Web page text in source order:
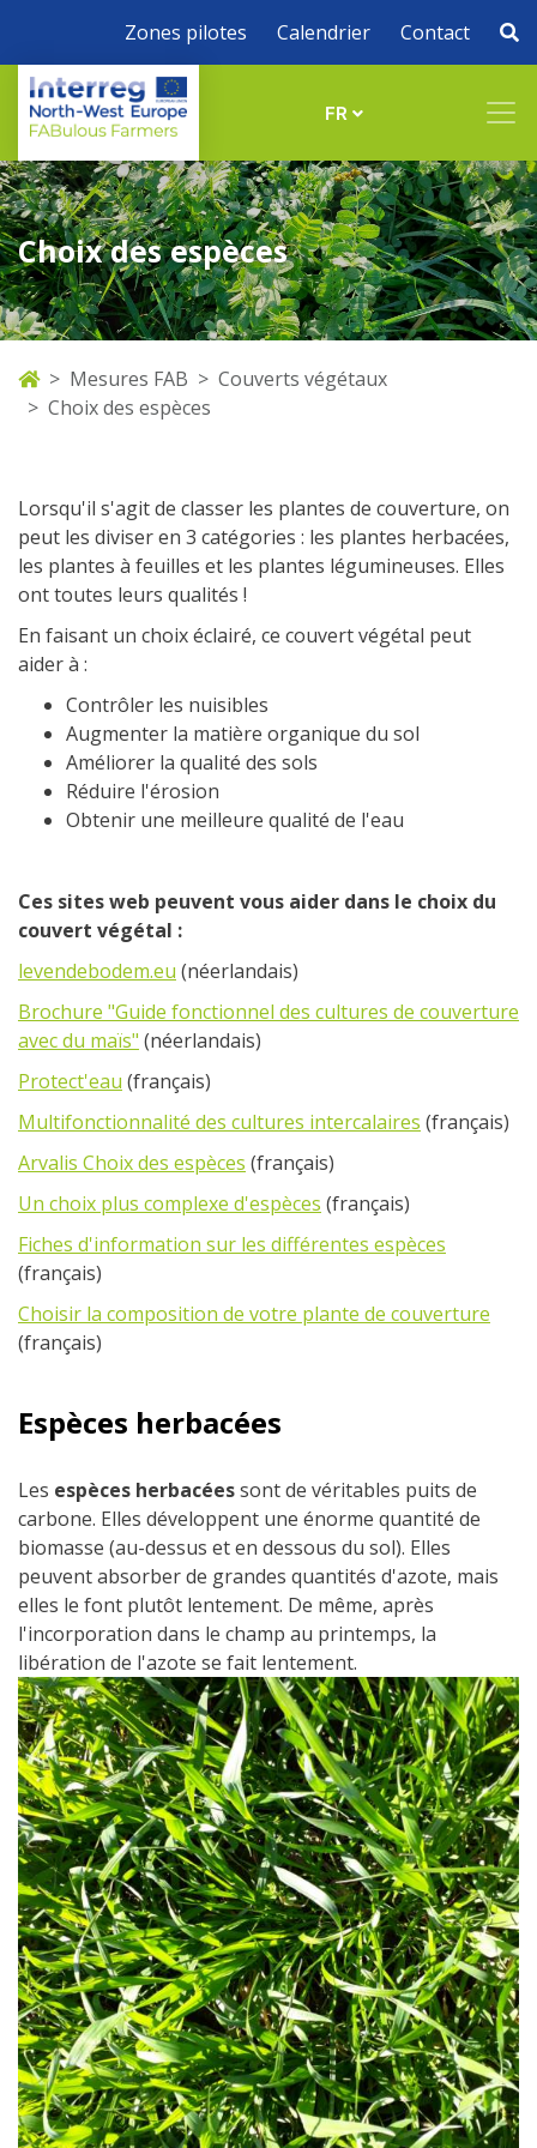
Zones pilotes Calendrier Contact
FR
Choix des espèces
Mesures FAB
Couverts végétaux
Choix des espèces
Lorsqu'il s'agit de classer les plantes de couverture, on
peut les diviser en 3 catégories : les plantes herbacées,
les plantes à feuilles et les plantes légumineuses. Elles
ont toutes leurs qualités !
En faisant un choix éclairé, ce couvert végétal peut
aider à :
Contrôler les nuisibles
Augmenter la matière organique du sol
Améliorer la qualité des sols
Réduire l'érosion
Obtenir une meilleure qualité de l'eau
Ces sites web peuvent vous aider dans le choix du
couvert végétal :
levendebodem.eu (néerlandais)
Brochure "Guide fonctionnel des cultures de couverture
avec du maïs" (néerlandais)
Protect'eau (français)
Multifonctionnalité des cultures intercalaires (français)
Arvalis Choix des espèces (français)
Un choix plus complexe d'espèces (français)
Fiches d'information sur les différentes espèces
(français)
Choisir la composition de votre plante de couverture
(français)
Espèces herbacées
Les espèces herbacéessont de véritables puits de
carbone. Elles développent une énorme quantité de
biomasse (au-dessus et en dessous du sol). Elles
peuvent absorber de grandes quantités d'azote, mais
elles le font plutôt lentement. De même, après
l'incorporation dans le champ au printemps, la
libération de l'azote se fait lentement.